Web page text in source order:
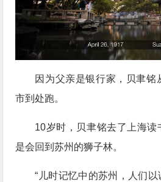
因为父亲是银行家，贝聿铭
市到处跑。
10岁时，贝聿铭去了上海读
是会回到苏州的狮子林。
“儿时记忆中的苏州，人们